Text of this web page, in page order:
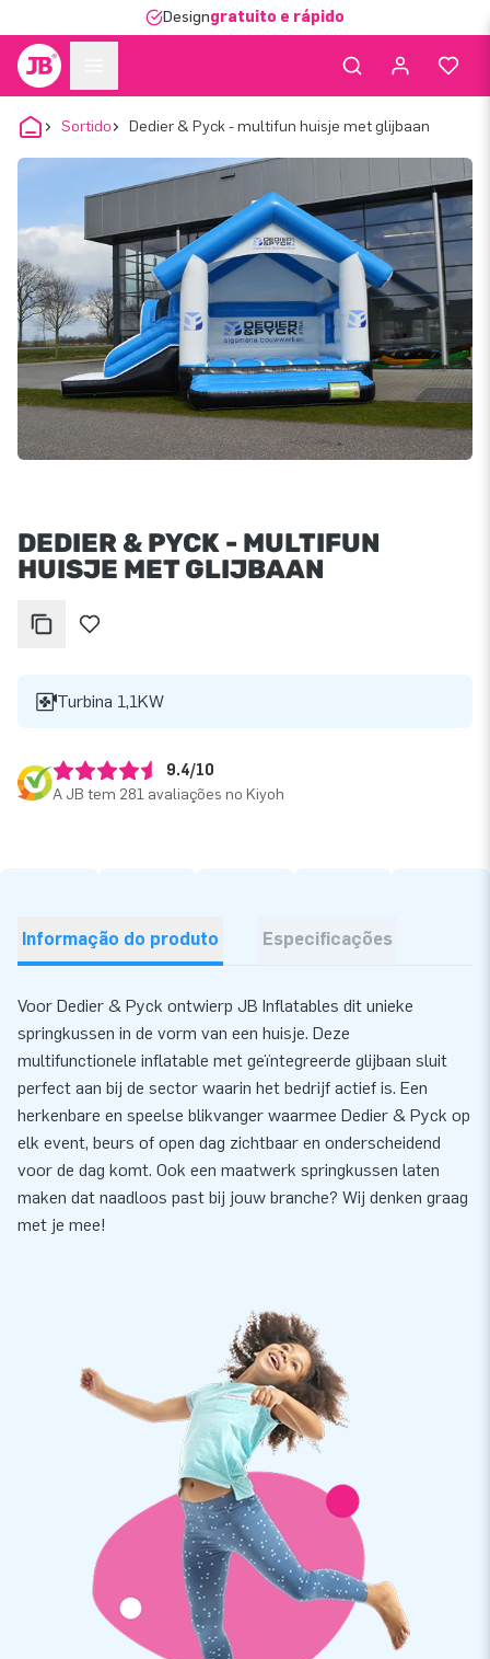
Designgratuito e rápido
Sortido Dedier & Pyck - multifun huisje met glijbaan
DEDIER & PYCK - MULTIFUN
HUISJE MET GLIJBAAN
Turbina 1,1KW
9.4/10
A JB tem 281 avaliações no Kiyoh
Informação do produto Especificações
Voor Dedier & Pyck ontwierp JB Inflatables dit unieke
springkussen in de vorm van een huisje. Deze
multifunctionele inflatable met geïntegreerde glijbaan sluit
perfect aan bij de sector waarin het bedrijf actief is. Een
herkenbare en speelse blikvanger waarmee Dedier & Pyck op
elk event, beurs of open dag zichtbaar en onderscheidend
voor de dag komt. Ook een maatwerk springkussen laten
maken dat naadloos past bij jouw branche? Wij denken graag
met je mee!